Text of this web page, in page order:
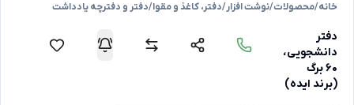
خانه/محصولات/نوشت افزار/دفتر، کاغذ و مقوا/دفتر و دفترچه یادداشت
دفتر
دانشجویی،
60 برگ
(برند ایده)